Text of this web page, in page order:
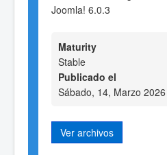
Joomla! 6.0.3
Maturity
Stable
Publicado el
Sábado, 14, Marzo
Ver archivos